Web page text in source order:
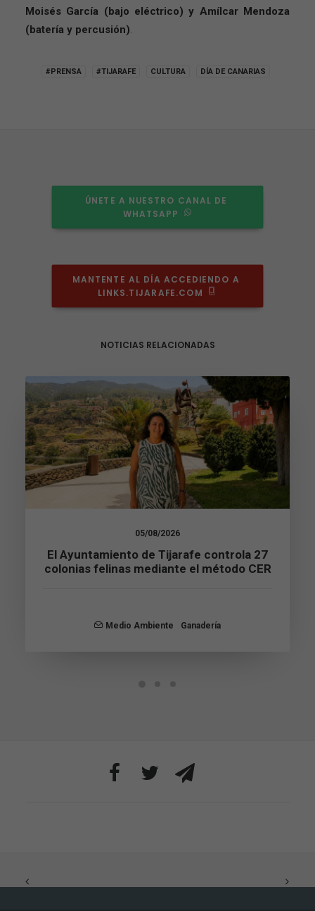
Moisés García (bajo eléctrico) y Amílcar Mendoza
(batería y percusión).
#PRENSA #TIJARAFE CULTURA DÍA DE CANARIAS
ÚNETE A NUESTRO CANAL DE
WHATSAPP
MANTENTE AL DÍA ACCEDIENDO A
LINKS.TIJARAFE.COM
NOTICIAS RELACIONADAS
05/08/2026
El Ayuntamiento de Tijarafe controla 27
colonias felinas mediante el método CER
Medio Ambiente Ganadería
Necesarias
Estas
cookies no
son
opcionales.
Son
necesarias
para que
funcione la
web.
Estadísticas
Para que
y estructura
durante tu
visita. Si